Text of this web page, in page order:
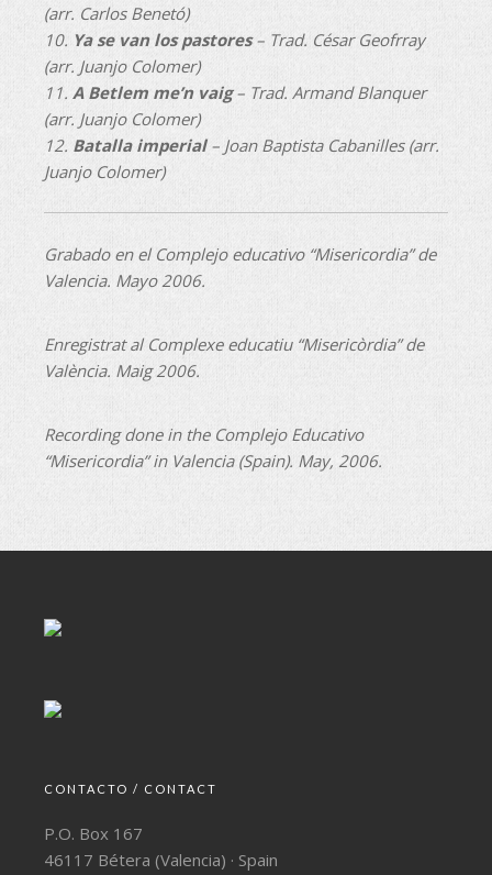
(arr. Carlos Benetó)
10. Ya se van los pastores– Trad. César Geofrray
(arr. Juanjo Colomer)
11. A Betlem me’n vaig– Trad. Armand Blanquer
(arr. Juanjo Colomer)
12. Batalla imperial– Joan Baptista Cabanilles (arr.
Juanjo Colomer)
Grabado en el Complejo educativo “Misericordia” de
Valencia. Mayo 2006.
Enregistrat al Complexe educatiu “Misericòrdia” de
València. Maig 2006.
Recording done in the Complejo Educativo
“Misericordia” in Valencia (Spain). May, 2006.
CONTACTO / CONTACT
P.O. Box 167
46117 Bétera (Valencia) · Spain